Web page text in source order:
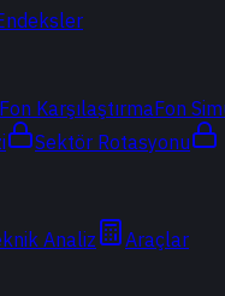
Fon KarşılaştırmaFon
Sektör Rotasyonu
Analiz
Araçlar